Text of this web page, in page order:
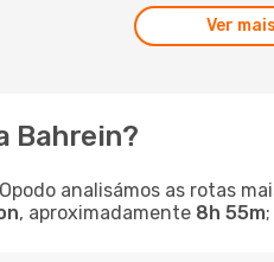
Ver mais
Bahrein?
analisámos as rotas
, aproximadamente 8h 55m